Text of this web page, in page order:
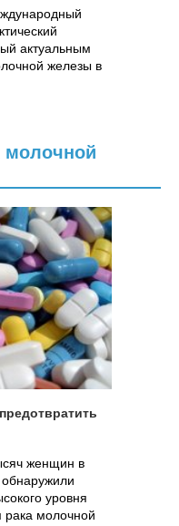
актуальным
железы в
молочной
женщин в
уровня
рака молочной